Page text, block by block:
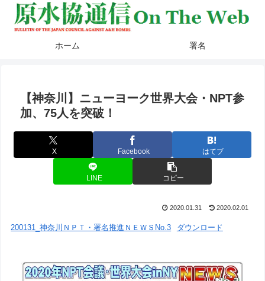
ホーム 署名
【神奈川】ニューヨーク世界大会・NPT参
加、75人を突破！
X Facebook はてブ
LINE コピー
2020.01.31 2020.02.01
200131_神奈川ＮＰＴ・署名推進ＮＥＷＳNo.3 ダウンロード